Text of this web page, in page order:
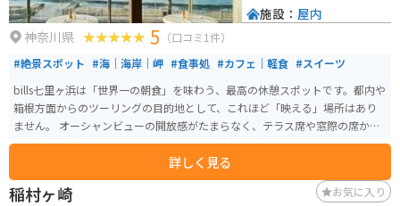
神奈川県 5 （口コミ1件）
#絶景スポット #海｜海岸｜岬 #食事処 #カフェ｜軽食 #スイーツ
bills七里ヶ浜は「世界一の朝食」を味わう、最高の休憩スポットです。都内や
箱根方面からのツーリングの目的地として、これほど「映える」場所はあり
ません。 オーシャンビューの開放感がたまらなく、テラス席や窓際の席から
は、相模湾が一望できます。ヘルメットを脱いで、潮風を感じながら飲むコ
ーヒーは格別です。 朝早くから営業しているので、早朝ツーリング（朝ツ
ー）の終着点として「リコッタパンケーキ」を食べるのが、スイーツ好きラ
イダーの楽しみ方です。 billsが入っているビル「WEEKEND HOUSE ALLEY」
詳しく見る
施設： 屋内
稲村ヶ崎 お気に入り